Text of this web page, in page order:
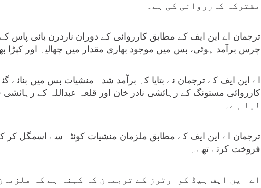
مشترکہ کارروائی کی ہے۔
چرس برآمد ہوئی، بس میں موجود بھاری مقدار میں چھالیہ اور کپڑا
اے این ایف کے ترجمان نے بتایا کہ برآمد شدہ منشیات بس میں بنائے
لیا ہے۔
ترجمان اے این ایف کے مطابق ملزمان منشیات کوئٹہ سے اسمگل
فروخت کرتے تھے۔
اے این ایف ہیڈ کوارٹرز کے ترجمان کا کہنا ہے کہ